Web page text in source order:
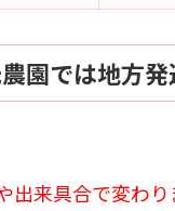
園では地方
出来具合で変わ